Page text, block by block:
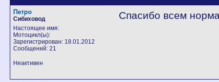
Петро
Сибиховод
Настоящее имя:
Мотоцикл(ы):
Зарегистрирован: 18.01.2012
Сообщений: 21
Спасибо всем
Неактивен